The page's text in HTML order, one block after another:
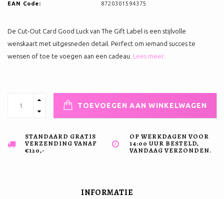
EAN Code: 8720301594375
De Cut-Out Card Good Luck van The Gift Label is een stijlvolle
wenskaart met uitgesneden detail. Perfect om iemand succes te
wensen of toe te voegen aan een cadeau. Lees meer..
TOEVOEGEN AAN WINKELWAGEN
STANDAARD GRATIS
VERZENDING VANAF
€120,-
OP WERKDAGEN VOOR
14:00 UUR BESTELD,
VANDAAG VERZONDEN.
INFORMATIE